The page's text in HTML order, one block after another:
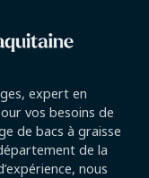
expert en
vos besoins de
de bacs à graisse
de la
nous